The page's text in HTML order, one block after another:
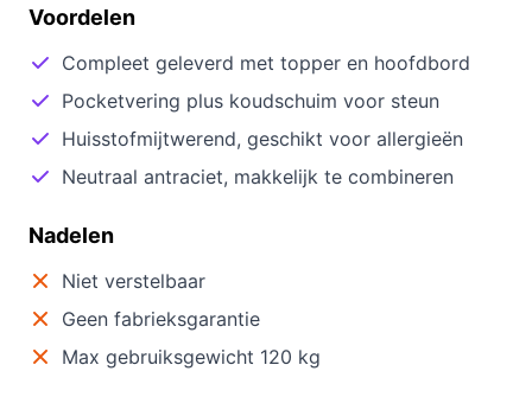
Voordelen
Compleet geleverd met topper en hoofdbord
Pocketvering plus koudschuim voor steun
Huisstofmijtwerend, geschikt voor allergieën
Neutraal antraciet, makkelijk te combineren
Nadelen
Niet verstelbaar
Geen fabrieksgarantie
Max gebruiksgewicht 120 kg